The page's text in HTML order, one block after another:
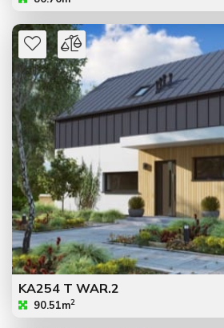
KA254 T WAR.2
90.51m2